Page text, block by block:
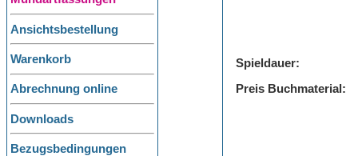
Ansichtsbestellung
Warenkorb
Abrechnung online
Downloads
Bezugsbedingungen
Spieldauer:
Preis Buchmaterial: